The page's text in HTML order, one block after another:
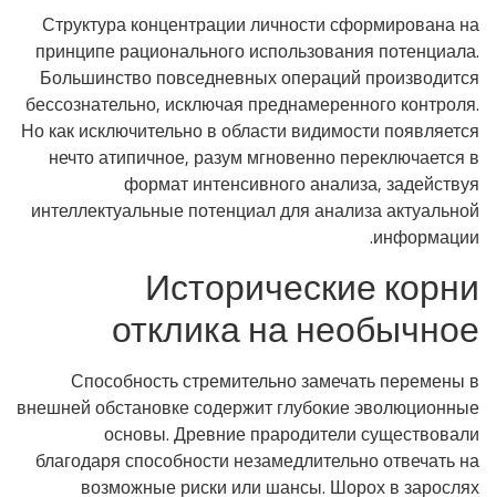
Структура концентрации личности сформирована на
принципе рационального использования потенциала.
Большинство повседневных операций производится
бессознательно, исключая преднамеренного контроля.
Но как исключительно в области видимости появляется
нечто атипичное, разум мгновенно переключается в
формат интенсивного анализа, задействуя
интеллектуальные потенциал для анализа актуальной
информации.
Исторические корни
отклика на необычное
Способность стремительно замечать перемены в
внешней обстановке содержит глубокие эволюционные
основы. Древние прародители существовали
благодаря способности незамедлительно отвечать на
возможные риски или шансы. Шорох в зарослях